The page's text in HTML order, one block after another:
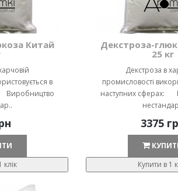
Китай
в
Виробництво
клік
Декстроза-
25 кг
Декстроза в
промисловості
наступних сферах:
3375
Купити в 1